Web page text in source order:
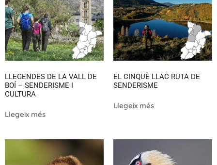
LLEGENDES DE LA VALL DE
BOÍ – SENDERISME I
CULTURA
Llegeix més
EL CINQUÈ LLAC RUTA DE
SENDERISME
Llegeix més